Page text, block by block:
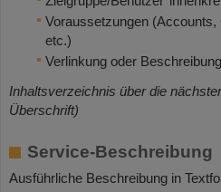
Voraussetzungen
etc.)
Verlinkung oder
Inhaltsverzeichnis über die
Überschrift)
Service-Beschreibung
Ausführliche Beschreibung in